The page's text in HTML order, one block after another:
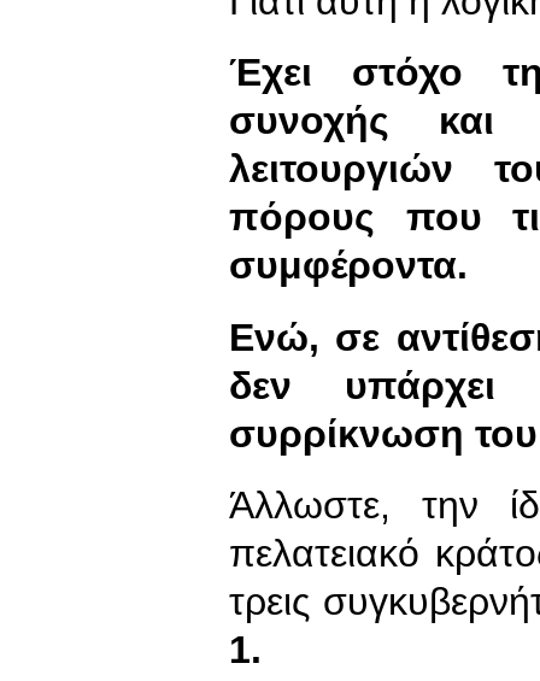
Έχει στόχο
συνοχής και
λειτουργιών
πόρους που
συμφέροντα.
Ενώ, σε
δεν
συρρίκνωση
Άλλωστε, την
πελατειακό
τρεις
1.